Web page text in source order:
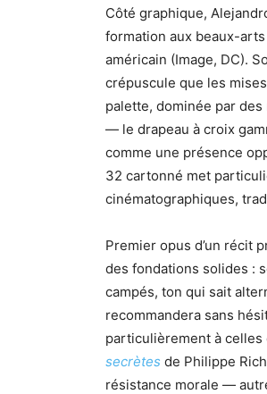
Côté graphique,
formation aux beaux-
américain (Image, DC).
crépuscule que les
palette, dominée par
— le drapeau à croix
comme une présence
32 cartonné met
cinématographiques,
Premier opus d’un récit
des fondations solides :
campés, ton qui sait
recommandera sans
particulièrement à
secrètes de Philippe
résistance morale —